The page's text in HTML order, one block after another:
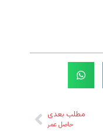
مطلب بعدی
حاصل عمر